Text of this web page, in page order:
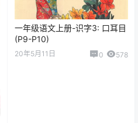
一年级语文上册-识字3: 口耳目
(P9-P10)
20年5月11日 0 578